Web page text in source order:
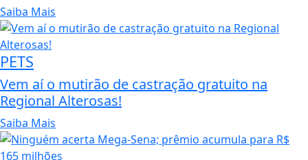
Saiba Mais
PETS
Vem aí o mutirão de castração gratuito na
Regional Alterosas!
Saiba Mais